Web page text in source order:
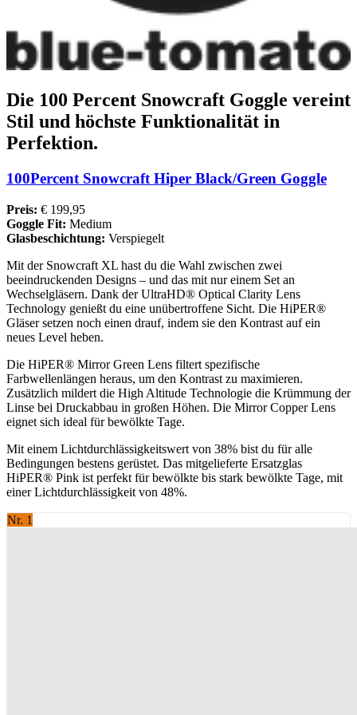
Die 100 Percent Snowcraft Goggle vereint
Stil und höchste Funktionalität in
Perfektion.
100Percent Snowcraft Hiper Black/Green Goggle
Preis: € 199,95
Goggle Fit: Medium
Glasbeschichtung: Verspiegelt
Mit der Snowcraft XL hast du die Wahl zwischen zwei
beeindruckenden Designs – und das mit nur einem Set an
Wechselgläsern. Dank der UltraHD® Optical Clarity Lens
Technology genießt du eine unübertroffene Sicht. Die HiPER®
Gläser setzen noch einen drauf, indem sie den Kontrast auf ein
neues Level heben.
Die HiPER® Mirror Green Lens filtert spezifische
Farbwellenlängen heraus, um den Kontrast zu maximieren.
Zusätzlich mildert die High Altitude Technologie die Krümmung der
Linse bei Druckabbau in großen Höhen. Die Mirror Copper Lens
eignet sich ideal für bewölkte Tage.
Mit einem Lichtdurchlässigkeitswert von 38% bist du für alle
Bedingungen bestens gerüstet. Das mitgelieferte Ersatzglas
HiPER® Pink ist perfekt für bewölkte bis stark bewölkte Tage, mit
einer Lichtdurchlässigkeit von 48%.
Nr. 1